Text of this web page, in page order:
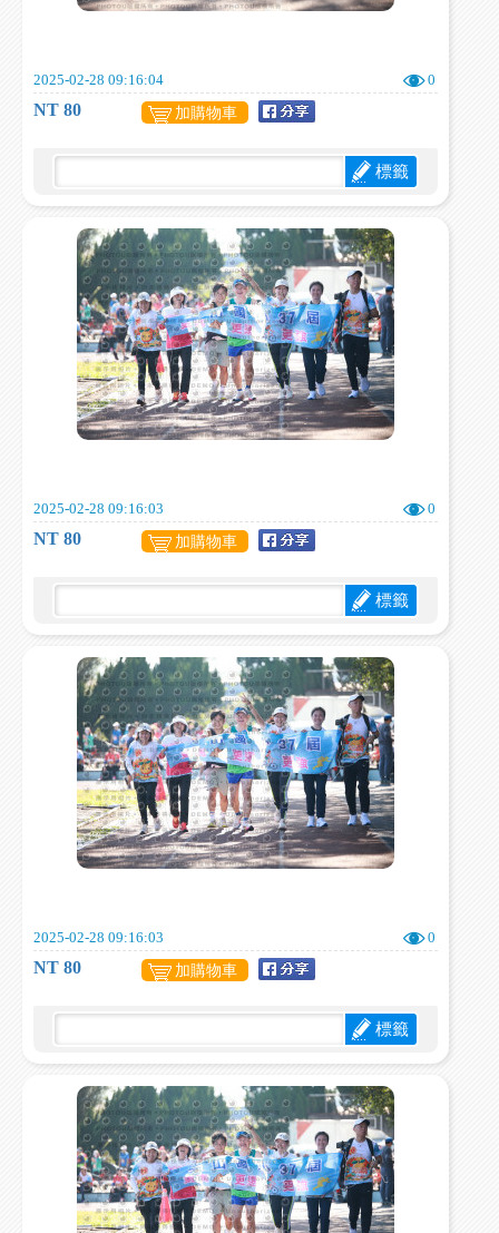
2025-02-28 09:16:04 0
NT 80 加購物車
標籤
2025-02-28 09:16:03 0
NT 80 加購物車
標籤
2025-02-28 09:16:03 0
NT 80 加購物車
標籤